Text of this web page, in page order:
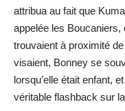
attribua au fait que
appelée les
trouvaient à proximité
visaient, Bonney se
lorsqu’elle était enfant,
véritable flashback sur